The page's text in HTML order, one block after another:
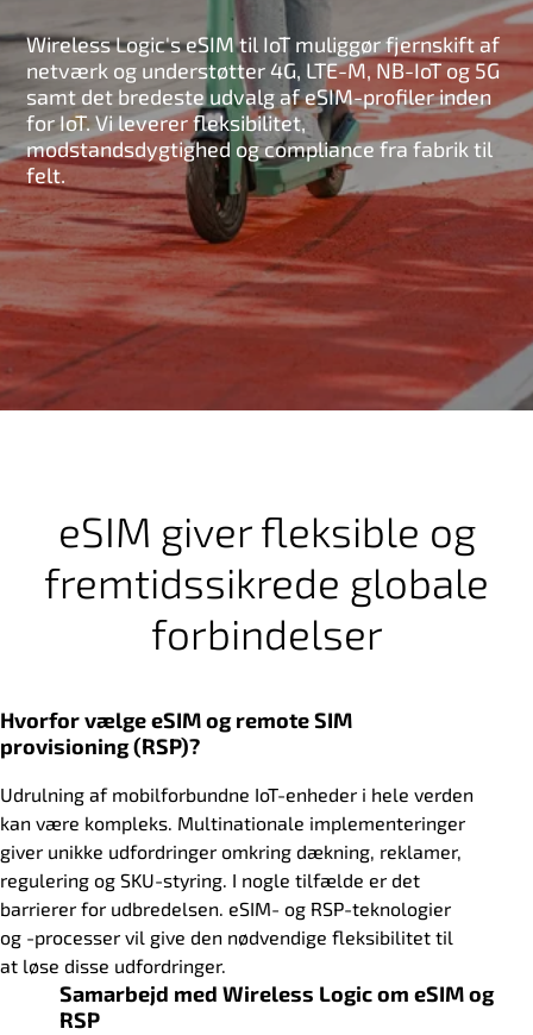
Wireless Logic's eSIM til IoT muliggør fjernskift af
netværk og understøtter 4G, LTE-M, NB-IoT og 5G
samt det bredeste udvalg af eSIM-profiler inden
for IoT. Vi leverer fleksibilitet,
modstandsdygtighed og compliance fra fabrik til
felt.
eSIM giver fleksible og
fremtidssikrede globale
forbindelser
Hvorfor vælge eSIM og remote SIM
provisioning (RSP)?
Udrulning af mobilforbundne IoT-enheder i hele verden
kan være kompleks. Multinationale implementeringer
giver unikke udfordringer omkring dækning, reklamer,
regulering og SKU-styring. I nogle tilfælde er det
barrierer for udbredelsen. eSIM- og RSP-teknologier
og -processer vil give den nødvendige fleksibilitet til
at løse disse udfordringer.
Samarbejd med Wireless Logic om eSIM og
RSP